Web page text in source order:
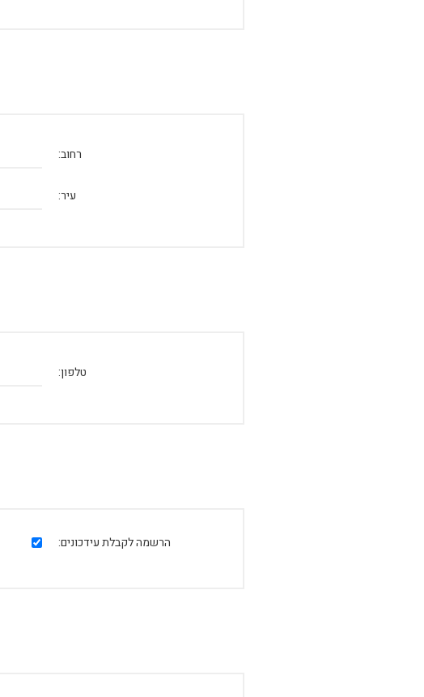
רחוב:
עיר:
טלפון:
הרשמה לקבלת עידכונים: